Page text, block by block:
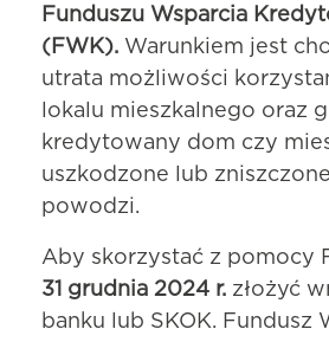
Funduszu Wsparcia
(FWK). Warunkiem jest
utrata możliwości
lokalu mieszkalnego oraz
kredytowany dom czy
uszkodzone lub
powodzi.
Aby skorzystać z pomocy
31 grudnia 2024 r. złożyć
banku lub SKOK. Fundusz